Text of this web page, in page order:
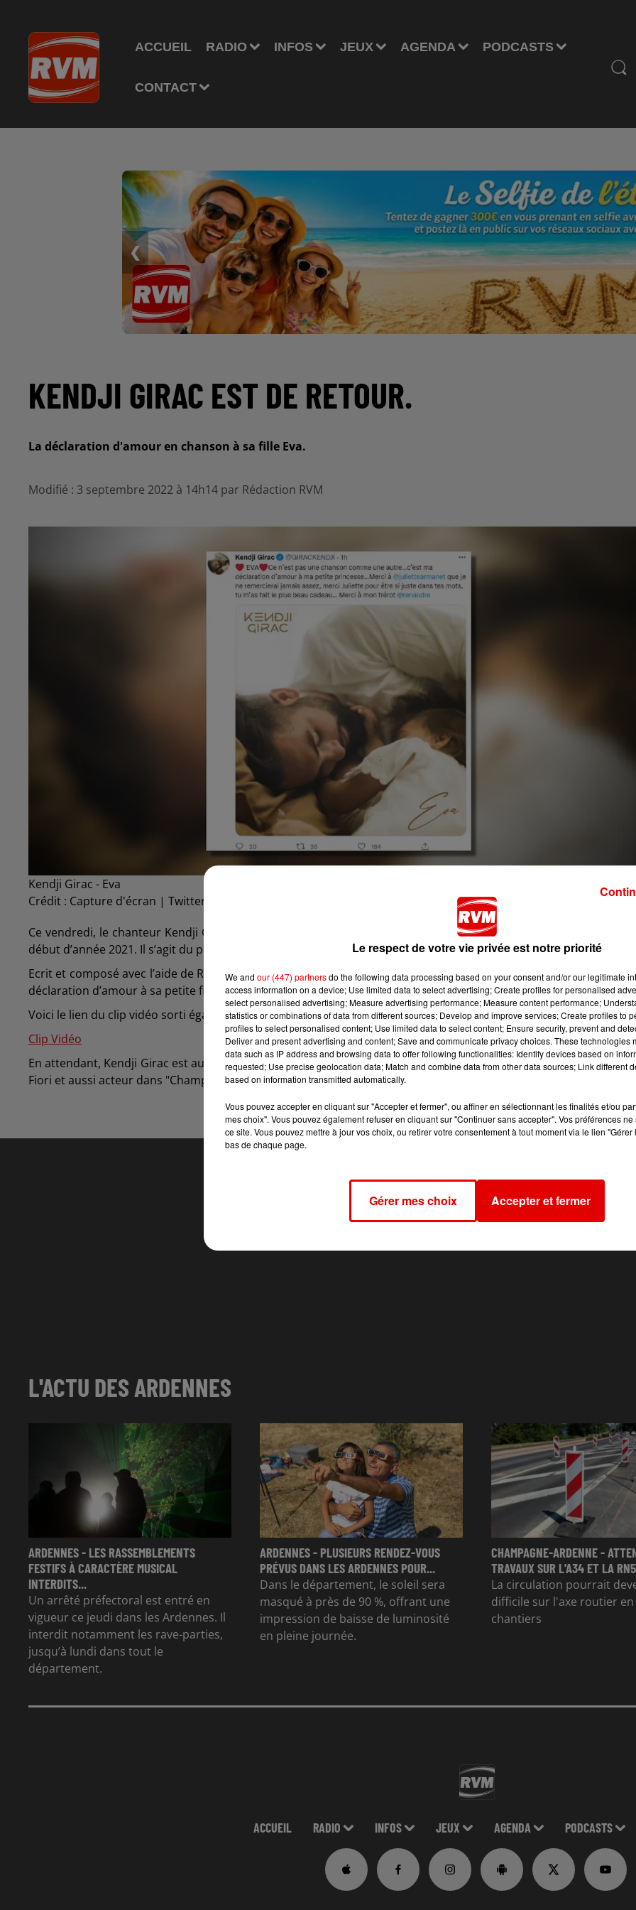
ACCUEIL RADIO INFOS JEUX AGENDA PODCASTS
CONTACT
❮
KENDJI GIRAC EST DE RETOUR.
La déclaration d'amour en chanson à sa fille Eva.
Modifié : 3 septembre 2022 à 14h14 par Rédaction RVM
Kendji Girac - Eva
Crédit : Capture d'écran | Twitter | Kendji Girac
Ce vendredi, le chanteur Kendji Girac vient de sortir un tout nouveau titre nommé "Eva" du nom de sa fille née
début d’année 2021. Il s’agit du premier extrait de son album "École de la vie" qui sortira le 11 novembre.
Ecrit et composé avec l’aide de Renaud Rebillaud et de Juliette Armanet, cette chanson très intime est une
déclaration d’amour à sa petite fille d’un an et demi, à écouter sur RVM.
Voici le lien du clip vidéo sorti également ce vendredi :
Clip Vidéo
En attendant, Kendji Girac est aussi à la télé en tant que coach de The Voice Kids avec Louane, Julien Doré et
Fiori et aussi acteur dans "Champion", un téléfilm a découvrir également sur TF1 ce lundi 5 septembre dès 21h10.
L'ACTU DES ARDENNES
ARDENNES - LES RASSEMBLEMENTS
FESTIFS À CARACTÈRE MUSICAL
INTERDITS...
Un arrêté préfectoral est entré en
vigueur ce jeudi dans les Ardennes. Il
interdit notamment les rave-parties,
jusqu’à lundi dans tout le
département.
ARDENNES - PLUSIEURS RENDEZ-VOUS
PRÉVUS DANS LES ARDENNES POUR...
Dans le département, le soleil sera
masqué à près de 90 %, offrant une
impression de baisse de luminosité
en pleine journée.
CHAMPAGNE-ARDENNE -
TRAVAUX SUR L'A34 ET LA
La circulation pourrait
difficile sur l'axe routier
chantiers
ACCUEIL RADIO INFOS JEUX AGENDA PODCASTS
Le respect de votre vie privée est notre priorité
We and our (447) partnersdo the following data processing based on your consent and/or our legitimate
access information on a device; Use limited data to select advertising; Create profiles for personalised
select personalised advertising; Measure advertising performance; Measure content performance;
statistics or combinations of data from different sources; Develop and improve services; Create profiles to
profiles to select personalised content; Use limited data to select content; Ensure security, prevent and
Deliver and present advertising and content; Save and communicate privacy choices. These technologies
data such as IP address and browsing data to offer following functionalities: Identify devices based on
requested; Use precise geolocation data; Match and combine data from other data sources; Link different
based on information transmitted automatically.
Vous pouvez accepter en cliquant sur "Accepter et fermer", ou affiner en sélectionnant les finalités et/ou
mes choix". Vous pouvez également refuser en cliquant sur "Continuer sans accepter". Vos préférences
ce site. Vous pouvez mettre à jour vos choix, ou retirer votre consentement à tout moment via le lien
bas de chaque page.
Gérer mes choix Accepter et fermer